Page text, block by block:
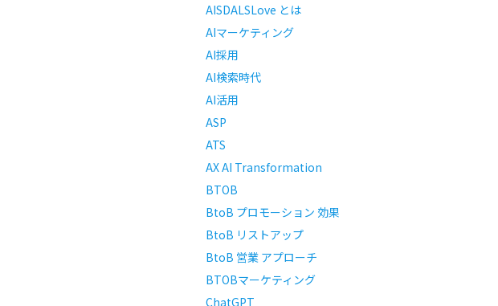
AISDALSLove とは
AIマーケティング
AI採用
AI検索時代
AI活用
ASP
ATS
AX AI Transformation
BTOB
BtoB プロモーション 効果
BtoB リストアップ
BtoB 営業 アプローチ
BTOBマーケティング
ChatGPT